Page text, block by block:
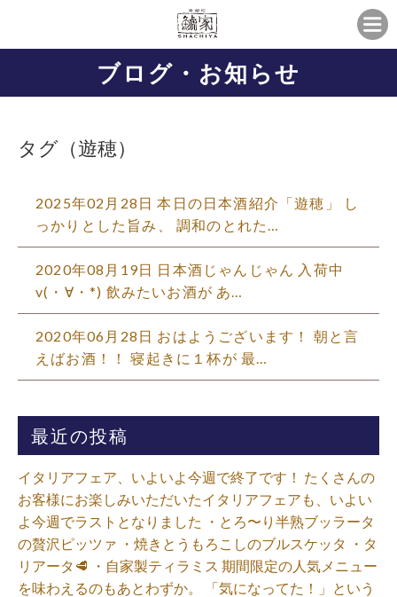
ブログ・お知らせ
タグ（遊穂）
2025年02月28日 本日の日本酒紹介「遊穂」 し
っかりとした旨み、 調和のとれた…
2020年08月19日 日本酒じゃんじゃん 入荷中
v(・∀・*) 飲みたいお酒が あ…
2020年06月28日 おはようございます！ 朝と言
えばお酒！！ 寝起きに１杯が 最…
最近の投稿
イタリアフェア、いよいよ今週で終了です！ たくさんの
お客様にお楽しみいただいたイタリアフェアも、いよい
よ今週でラストとなりました ・とろ〜り半熟ブッラータ
の贅沢ピッツァ ・焼きとうもろこしのブルスケッタ ・タ
リアータ🥩 ・自家製ティラミス 期間限定の人気メニュー
を味わえるのもあとわずか。 「気になってた！」という